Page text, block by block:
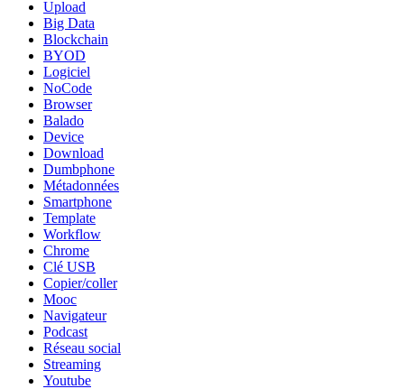
Upload
Big Data
Blockchain
BYOD
Logiciel
NoCode
Browser
Balado
Device
Download
Dumbphone
Métadonnées
Smartphone
Template
Workflow
Chrome
Clé USB
Copier/coller
Mooc
Navigateur
Podcast
Réseau social
Streaming
Youtube